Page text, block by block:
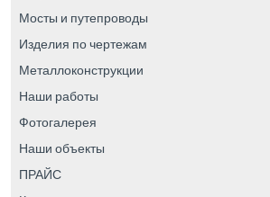
Мосты и путепроводы
Изделия по чертежам
Металлоконструкции
Наши работы
Фотогалерея
Наши объекты
ПРАЙС